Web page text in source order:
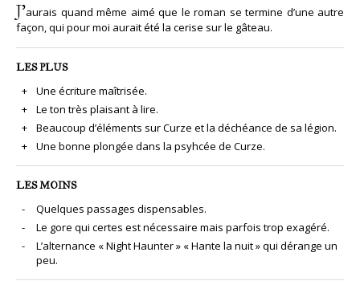
J’aurais quand même aimé que le roman se termine d’une autre
façon, qui pour moi aurait été la cerise sur le gâteau.
LES PLUS
Une écriture maîtrisée.
Le ton très plaisant à lire.
Beaucoup d’éléments sur Curze et la déchéance de sa légion.
Une bonne plongée dans la psyhcée de Curze.
LES MOINS
Quelques passages dispensables.
Le gore qui certes est nécessaire mais parfois trop exagéré.
L’alternance « Night Haunter » « Hante la nuit » qui dérange un
peu.